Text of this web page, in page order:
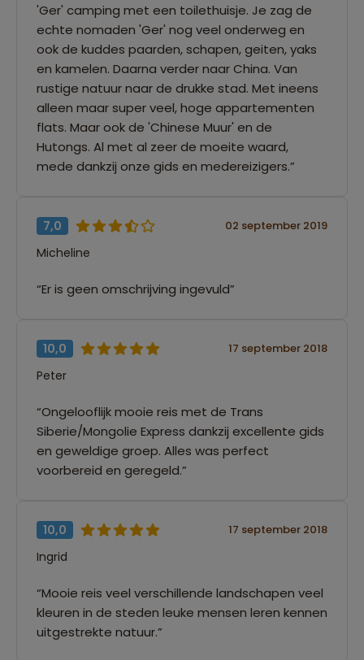
'Ger' camping met een toilethuisje. Je zag de
echte nomaden 'Ger' nog veel onderweg en
ook de kuddes paarden, schapen, geiten, yaks
en kamelen. Daarna verder naar China. Van
rustige natuur naar de drukke stad. Met ineens
alleen maar super veel, hoge appartementen
flats. Maar ook de 'Chinese Muur' en de
Hutongs. Al met al zeer de moeite waard,
mede dankzij onze gids en medereizigers.”
7,0 02 september 2019
Micheline
“Er is geen omschrijving ingevuld”
10,0 17 september 2018
Peter
“Ongelooflijk mooie reis met de Trans
Siberie/Mongolie Express dankzij excellente gids
en geweldige groep. Alles was perfect
voorbereid en geregeld.”
10,0 17 september 2018
Ingrid
“Mooie reis veel verschillende landschapen veel
kleuren in de steden leuke mensen leren kennen
uitgestrekte natuur.”